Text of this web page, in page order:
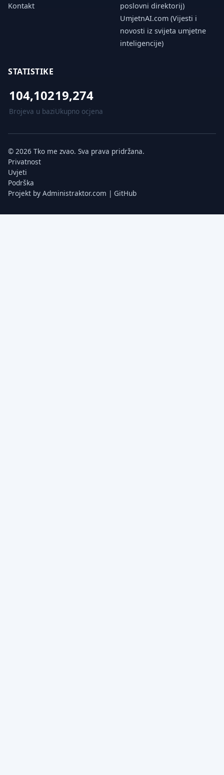
Kontakt
poslovni direktorij)
UmjetnAI.com (Vijesti i
novosti iz svijeta umjetne
inteligencije)
STATISTIKE
104,102
Brojeva u bazi
19,274
Ukupno ocjena
© 2026 Tko me zvao. Sva prava pridržana.
Privatnost
Uvjeti
Podrška
Projekt by Administraktor.com | GitHub